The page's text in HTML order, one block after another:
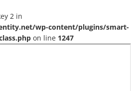
2 in
wp-content/plugins/smart-
on line 1247